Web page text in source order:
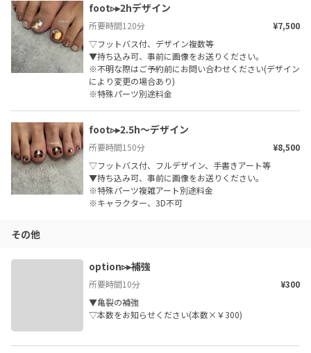
foot▹▸2hデザイン
所要時間120分
¥7,500
▽フットバス付、デザイン複数等
▼持ち込み可、事前に画像をお送りください。
※不明な際はご予約前にお問い合わせください(デザイン
により変更の場合あり)
※特殊パーツ別途料金
foot▹▸2.5h〜デザイン
所要時間150分
¥8,500
▽フットバス付、フルデザイン、手書きアート等
▼持ち込み可、事前に画像をお送りください。
※特殊パーツ複雑アート別途料金
※キャラクター、3D不可
その他
option▹▸補強
所要時間10分
¥300
▼亀裂の補強
▽本数をお知らせください(本数×￥300)